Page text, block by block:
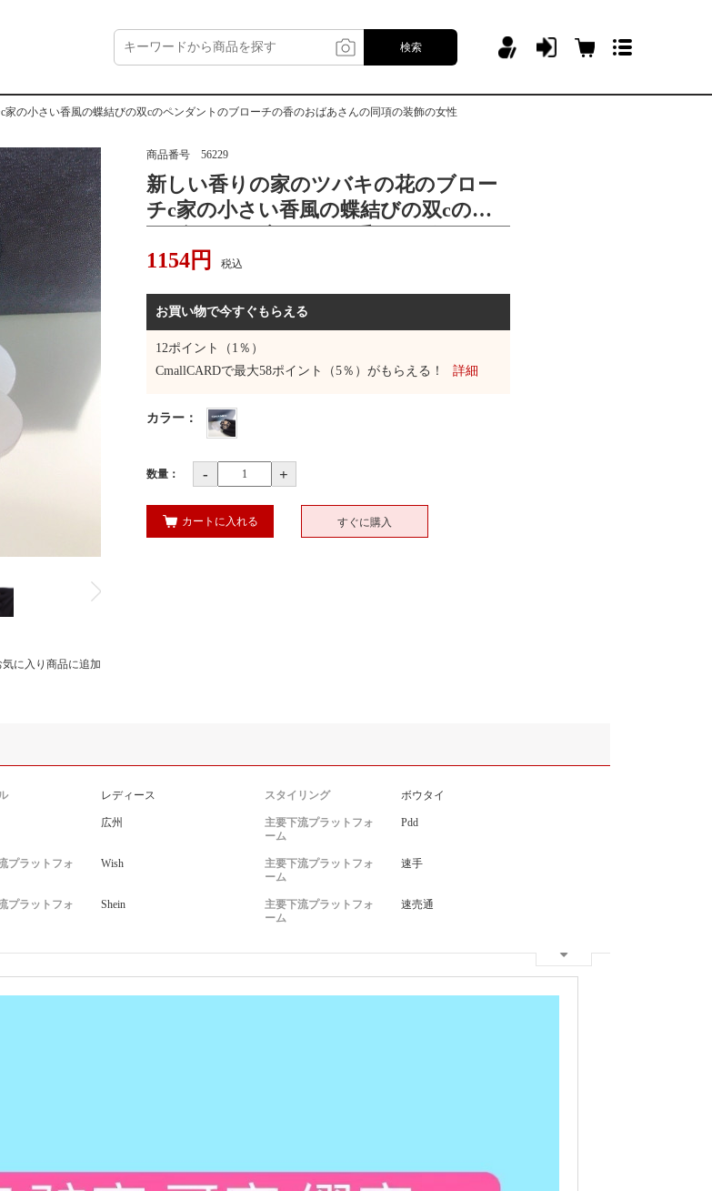
検索
の小さい香風の蝶結びの双cのペンダントのブローチの香のおばあさんの同項の装飾の女性
気に入り商品に追加
商品番号 56229
新しい香りの家のツバキの花のブロー
チc家の小さい香風の蝶結びの双cのペ
の同項の装飾の女性
1154円 税込
お買い物で今すぐもらえる
12ポイント（1％）
CmallCARDで最大58ポイント（5％）がもらえる！ 詳細
カラー ：
数量： - +
カートに入れる すぐに購入
レディース スタイリング ボウタイ
広州
主要下流プラットフォ
ーム
Pdd
プラットフォ
Wish
主要下流プラットフォ
ーム
速手
プラットフォ
Shein
主要下流プラットフォ
ーム
速売通